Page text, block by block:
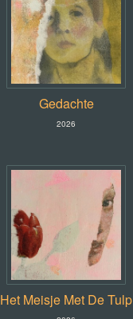
Gedachte
2026
Het Meisje Met De Tulp